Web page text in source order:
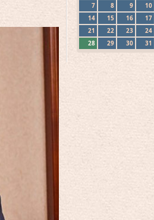
7
8 9 10
14
15 16 17
21
22 23 24
28
29 30 31